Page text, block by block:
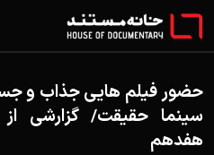
حضور فیلم هایی جذاب و
سینما حقیقت/ گزارشی
هفدهم